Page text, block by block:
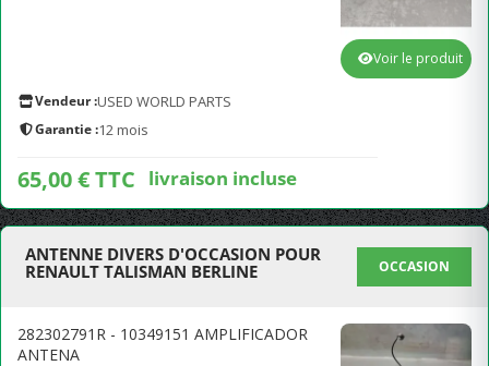
Vendeur :USED WORLD PARTS
Garantie :12 mois
65,00 € TTC livraison incluse
Voir le produit
ANTENNE DIVERS D'OCCASION POUR
RENAULT TALISMAN BERLINE
OCCASION
282302791R - 10349151 AMPLIFICADOR
ANTENA